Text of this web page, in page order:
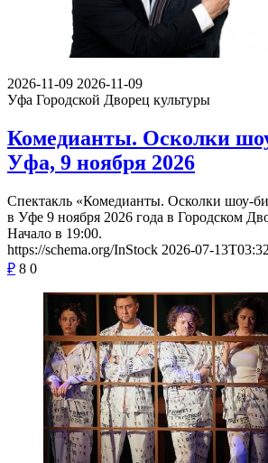
2026-11-09 2026-11-09
Уфа Городской Дворец культуры
Комедианты. Осколки
Уфа, 9 ноября 2026
Спектакль «Комедианты. Осколки шоу-
в Уфе 9 ноября 2026 года в Городском
Начало в 19:00.
https://schema.org/InStock 2026-07-
₽ 8 0